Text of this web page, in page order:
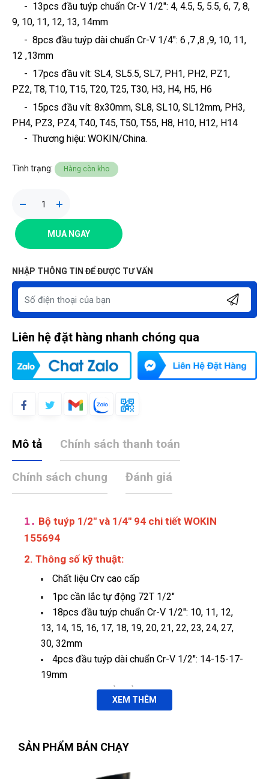
- 13pcs đầu tuýp chuẩn Cr-V 1/2": 4, 4.5, 5, 5.5, 6, 7, 8,
9, 10, 11, 12, 13, 14mm
- 8pcs đầu tuýp dài chuẩn Cr-V 1/4": 6 ,7 ,8 ,9, 10, 11,
12 ,13mm
- 17pcs đầu vít: SL4, SL5.5, SL7, PH1, PH2, PZ1,
PZ2, T8, T10, T15, T20, T25, T30, H3, H4, H5, H6
- 15pcs đầu vít: 8x30mm, SL8, SL10, SL12mm, PH3,
PH4, PZ3, PZ4, T40, T45, T50, T55, H8, H10, H12, H14
- Thương hiệu: WOKIN/China.
Tình trạng: Hàng còn kho
MUA NGAY
NHẬP THÔNG TIN ĐỂ ĐƯỢC TƯ VẤN
Liên hệ đặt hàng nhanh chóng qua
Mô tả Chính sách thanh toán
Chính sách chung Đánh giá
1. Bộ tuýp 1/2" và 1/4" 94 chi tiết WOKIN
155694
2. Thông số kỹ thuật:
Chất liệu Crv cao cấp
1pc cần lắc tự động 72T 1/2"
18pcs đầu tuýp chuẩn Cr-V 1/2": 10, 11, 12,
13, 14, 15, 16, 17, 18, 19, 20, 21, 22, 23, 24, 27,
30, 32mm
4pcs đầu tuýp dài chuẩn Cr-V 1/2": 14-15-17-
19mm
1pc tuýp chuyển đổi bugi 1/2"
2pcs thanh nối dài 1/2": 125, 250mm
1pc nối vít: 1/2"x38mm
XEM THÊM
SẢN PHẨM BÁN CHẠY
(Đánh giá 1 năm trước)
Bên đây làm việc tận tâm, nhân viên nhiệt tình